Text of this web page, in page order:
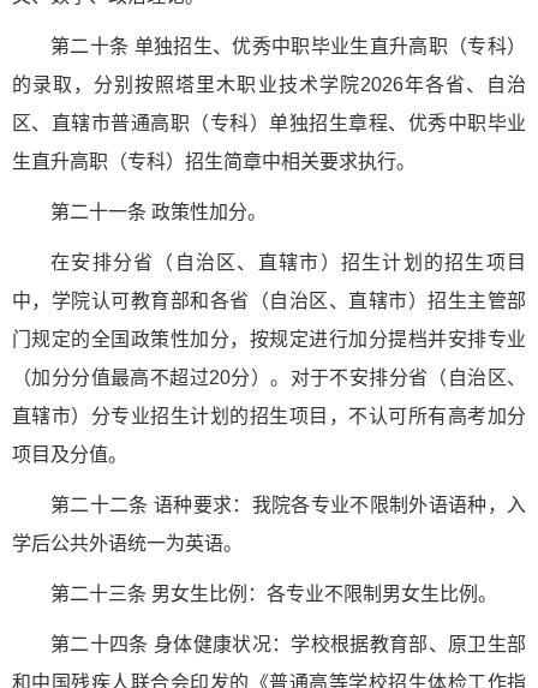
第二十条 单独招生、优秀中职毕业生直升高职（专科）
的录取，分别按照塔里木职业技术学院2026年各省、自治
区、直辖市普通高职（专科）单独招生章程、优秀中职毕业
生直升高职（专科）招生简章中相关要求执行。
第二十一条 政策性加分。
在安排分省（自治区、直辖市）招生计划的招生项目
中，学院认可教育部和各省（自治区、直辖市）招生主管部
门规定的全国政策性加分，按规定进行加分提档并安排专业
（加分分值最高不超过20分）。对于不安排分省（自治区、
直辖市）分专业招生计划的招生项目，不认可所有高考加分
项目及分值。
第二十二条 语种要求：我院各专业不限制外语语种，入
学后公共外语统一为英语。
第二十三条 男女生比例：各专业不限制男女生比例。
第二十四条 身体健康状况：学校根据教育部、原卫生部
和中国残疾人联合会印发的《普通高等学校招生体检工作指